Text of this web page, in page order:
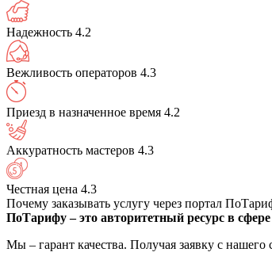
Надежность 4.2
Вежливость операторов 4.3
Приезд в назначенное время 4.2
Аккуратность мастеров 4.3
Честная цена 4.3
Почему заказывать услугу через портал
ПоТарифу – это авторитетный ресурс в
Мы – гарант качества. Получая заявку с